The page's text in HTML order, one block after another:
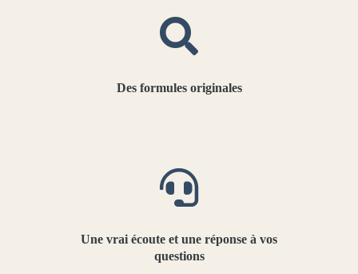
Des formules originales
Une vrai écoute et une réponse à vos
questions